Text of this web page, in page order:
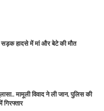
सड़क हादसे में मां और बेटे की मौत
मामूली विवाद ने ली जान, पुलिस की
गिरफ्तार